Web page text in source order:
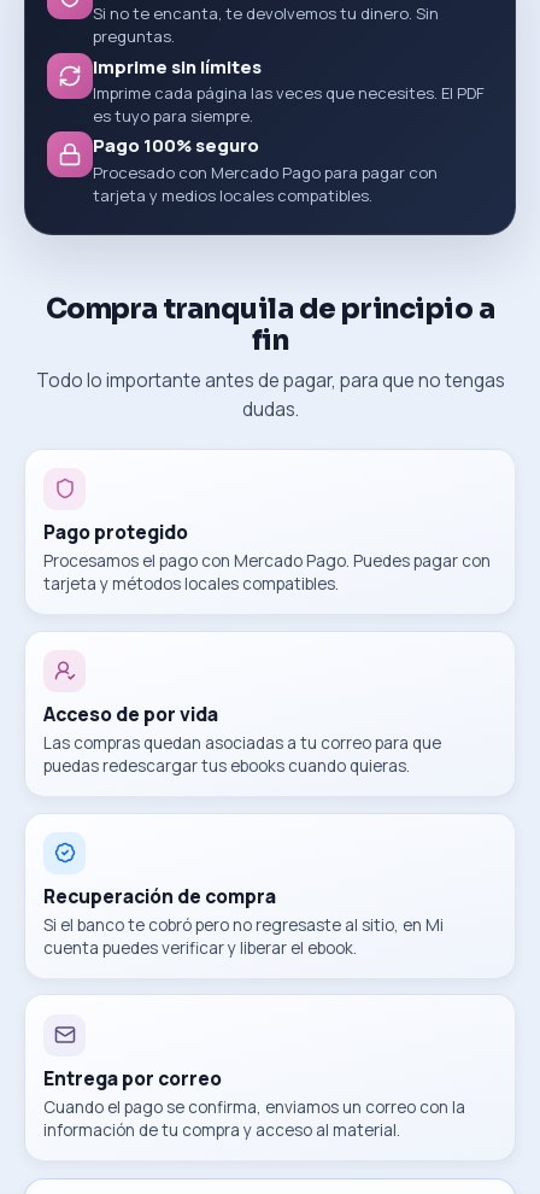
Si no te encanta, te devolvemos tu dinero. Sin
preguntas.
Imprime sin límites
Imprime cada página las veces que necesites. El PDF
es tuyo para siempre.
Pago 100% seguro
Procesado con Mercado Pago para pagar con
tarjeta y medios locales compatibles.
Compra tranquila de principio a
fin
Todo lo importante antes de pagar, para que no tengas
dudas.
Pago protegido
Procesamos el pago con Mercado Pago. Puedes pagar con
tarjeta y métodos locales compatibles.
Acceso de por vida
Las compras quedan asociadas a tu correo para que
puedas redescargar tus ebooks cuando quieras.
Recuperación de compra
Si el banco te cobró pero no regresaste al sitio, en Mi
cuenta puedes verificar y liberar el ebook.
Entrega por correo
Cuando el pago se confirma, enviamos un correo con la
información de tu compra y acceso al material.